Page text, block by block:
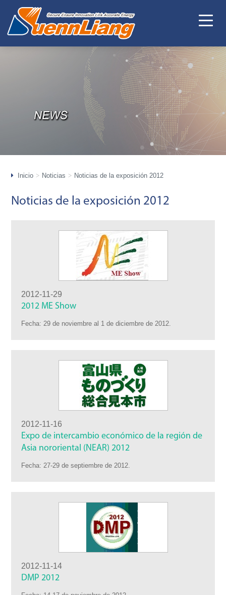
Inicio Noticias Noticias de la exposición 2012
Noticias de la exposición 2012
2012-11-29
2012 ME Show
Fecha: 29 de noviembre al 1 de diciembre de 2012.
2012-11-16
Expo de intercambio económico de la región de
Asia nororiental (NEAR) 2012
Fecha: 27-29 de septiembre de 2012.
2012-11-14
DMP 2012